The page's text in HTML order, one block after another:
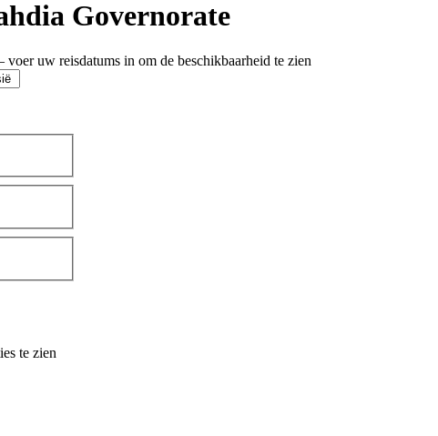
Governorate
uw reisdatums in om de beschikbaarheid te zien
te zien